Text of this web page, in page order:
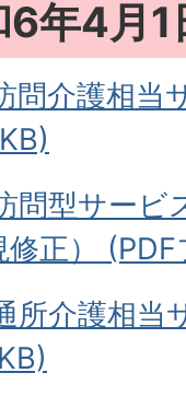
6年4月1
問介護相当
問型サービ
修正）
所介護相当